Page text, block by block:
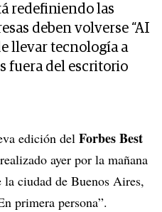
redefiniendo las
deben volverse “AI
llevar tecnología a
fuera del escritorio
edición del Forbes Best
ayer por la mañana
la ciudad de Buenos Aires,
primera persona”.